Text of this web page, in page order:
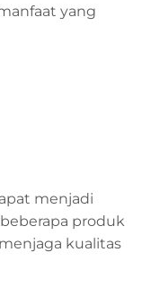
yang
menjadi
produk
kualitas